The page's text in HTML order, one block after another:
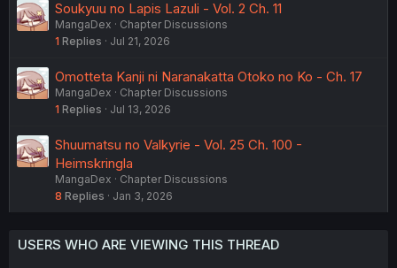
Soukyuu no Lapis Lazuli - Vol. 2 Ch. 11
MangaDex
Chapter Discussions
1 Replies Jul 21, 2026
Omotteta Kanji ni Naranakatta Otoko no Ko - Ch. 17
MangaDex
Chapter Discussions
1 Replies Jul 13, 2026
Shuumatsu no Valkyrie - Vol. 25 Ch. 100 -
Heimskringla
MangaDex
Chapter Discussions
8 Replies Jan 3, 2026
USERS WHO ARE VIEWING THIS THREAD